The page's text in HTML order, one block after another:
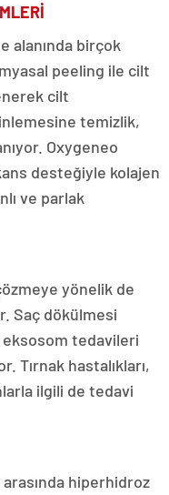
alanında birçok
peeling ile cilt
cilt
temizlik,
Oxygeneo
desteğiyle kolajen
ve parlak
yönelik de
Saç dökülmesi
tedavileri
Tırnak hastalıkları,
ilgili de tedavi
hiperhidroz